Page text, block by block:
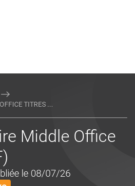
TITRES ...
Middle Office
le 08/07/26